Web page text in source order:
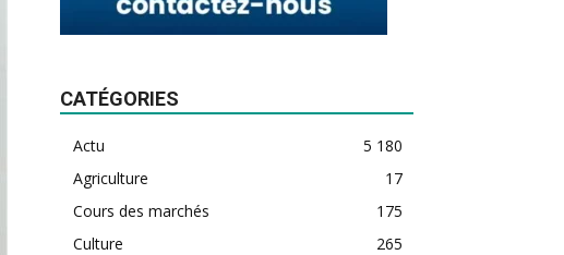
CATÉGORIES
Actu
5 180
Agriculture
17
Cours des marchés
175
Culture
265